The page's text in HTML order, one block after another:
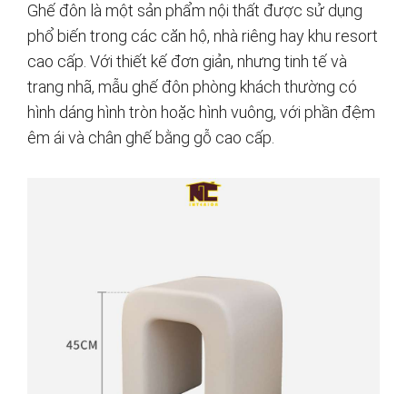
Ghế đôn là một sản phẩm nội thất được sử dụng
phổ biến trong các căn hộ, nhà riêng hay khu resort
cao cấp. Với thiết kế đơn giản, nhưng tinh tế và
trang nhã, mẫu ghế đôn phòng khách thường có
hình dáng hình tròn hoặc hình vuông, với phần đệm
êm ái và chân ghế bằng gỗ cao cấp.